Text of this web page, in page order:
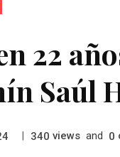
22
Saúl
340 views and 0